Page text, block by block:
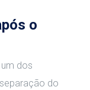
o
dos
do